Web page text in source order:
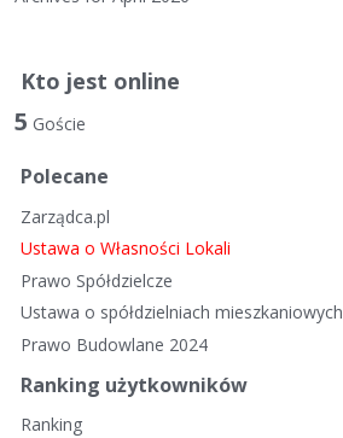
n
Aktywność
s
t
d
s
k
u
s
n
Kto jest online
5 Goście
Polecane
Zarządca.pl
Ustawa o Własności Lokali
Prawo Spółdzielcze
Ustawa o spółdzielniach mieszkaniowych
Prawo Budowlane 2024
Ranking użytkowników
Ranking